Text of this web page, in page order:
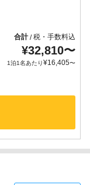
合計/税・手数料込
¥32,810〜
1泊1名あたり¥16,405〜